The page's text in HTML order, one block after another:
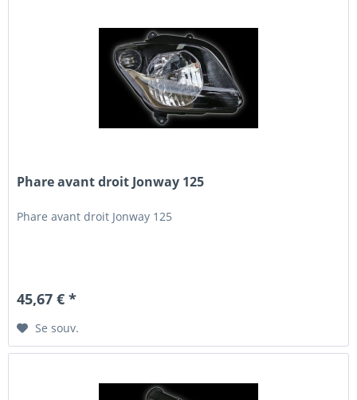
Phare avant droit Jonway 125
Phare avant droit Jonway 125
45,67 € *
Se souv.